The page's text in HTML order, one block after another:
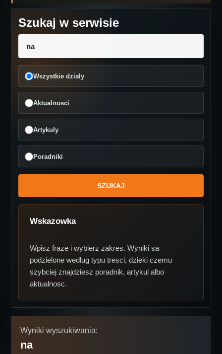
Szukaj w serwisie
Wszystkie dzialy
Aktualnosci
Artykuly
Poradniki
Wskazowka
Wpisz fraze i wybierz zakres. Wyniki sa
podzielone wedlug typu tresci, dzieki czemu
szybciej znajdziesz poradnik, artykul albo
aktualnosc.
Wyniki wyszukiwania:
na